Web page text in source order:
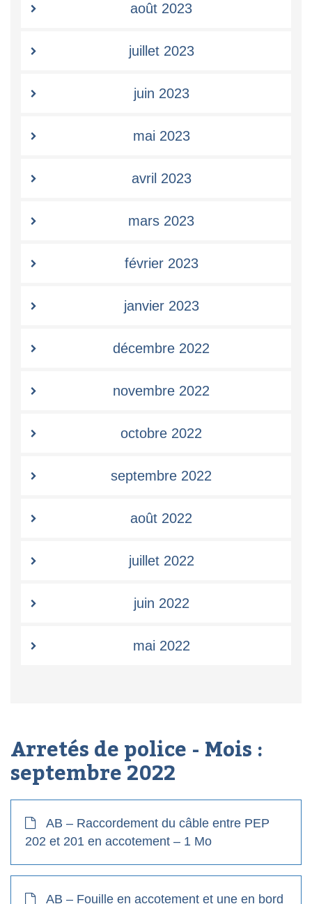
août 2023
juillet 2023
juin 2023
mai 2023
avril 2023
mars 2023
février 2023
janvier 2023
décembre 2022
novembre 2022
octobre 2022
septembre 2022
août 2022
juillet 2022
juin 2022
mai 2022
Arretés de police - Mois :
septembre 2022
AB – Raccordement du câble entre PEP
202 et 201 en accotement – 1 Mo
AB – Fouille en accotement et une en bord